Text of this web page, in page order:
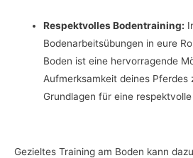
Respektvolles Bodentraining:
Bodenarbeitsübungen in eure
Boden ist eine hervorragende
Aufmerksamkeit deines Pferdes
Grundlagen für eine
Gezieltes Training am Boden kann